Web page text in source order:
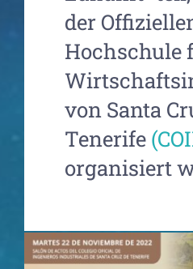
der
Hochschule
von Santa
Tenerife
organisiert